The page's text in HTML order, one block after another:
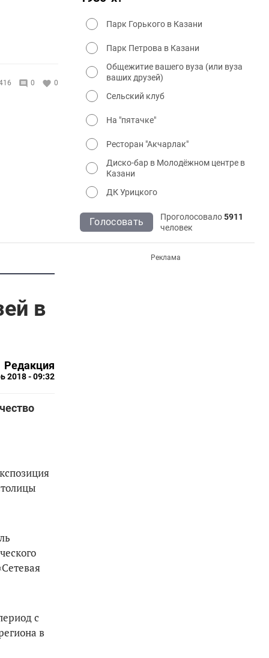
0 0
Парк Горького в Казани
Парк Петрова в Казани
Общежитие вашего вуза (или вуза
ваших друзей)
Сельский клуб
На "пятачке"
Ресторан "Акчарлак"
Диско-бар в Молодёжном центре в
Казани
ДК Урицкого
Голосовать Проголосовало5911
человек
в
Редакция
2018 - 09:32
с
в
Реклама